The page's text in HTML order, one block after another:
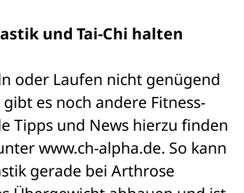
und Tai-Chi halten
oder Laufen nicht genügend
es noch andere Fitness-
Tipps und News hierzu finden
www.ch-alpha.de. So kann
gerade bei Arthrose